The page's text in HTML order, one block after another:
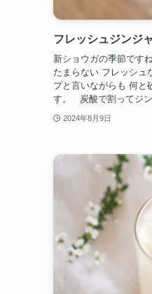
フレッシュジンジ
新ショウガの季節です
たまらない フレッシュ
プと言いながらも 何と
す。 炭酸で割ってジ
2024年8月9日